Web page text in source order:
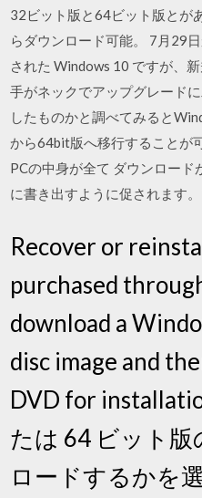
32ビット版と64ビット版とが
らダウンロード可能。 7月29
された Windows 10 ですが、
手がネックでアップグレード
したものかと調べてみると
から64bit版へ移行することが
PCの中身が全て ダウンロー
に書き出すように促されます
Recover or
purchased
download a
disc image and
DVD for
たは 64 ビット
ロードするかを